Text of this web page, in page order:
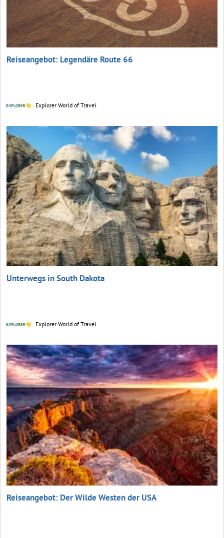
Reiseangebot: Legendäre Route 66
Explorer World of Travel
Unterwegs in South Dakota
Explorer World of Travel
Reiseangebot: Der Wilde Westen der USA